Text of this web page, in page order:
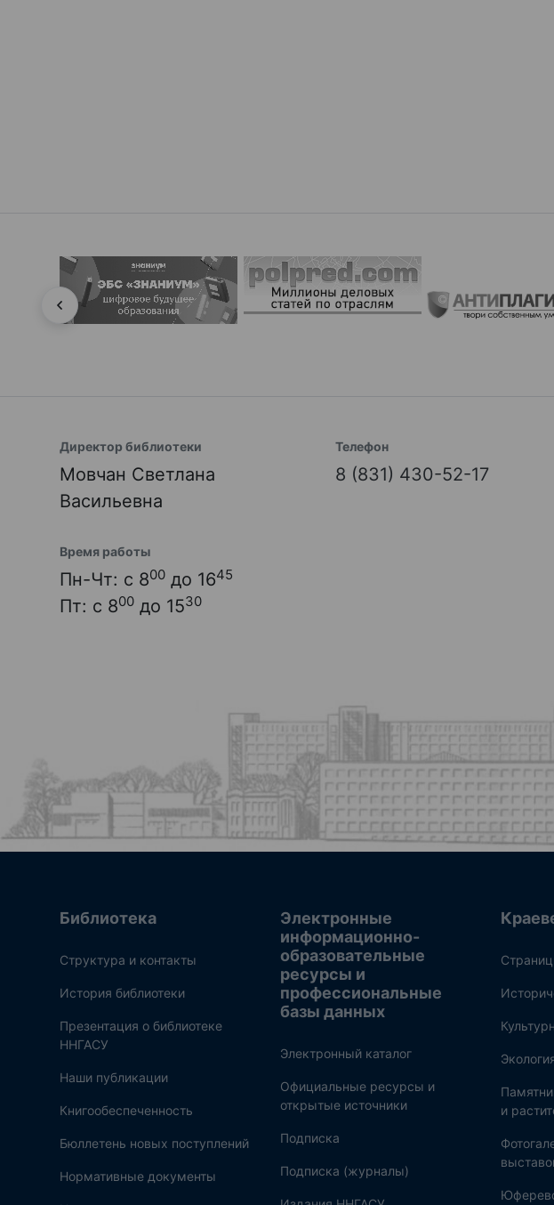
Директор библиотеки
Мовчан Светлана
Васильевна
Телефон
8 (831) 430-52-17
Время работы
Пн-Чт: с 800 до 1645
Пт: с 800 до 1530
Библиотека
Структура и контакты
История библиотеки
Презентация о библиотеке
ННГАСУ
Наши публикации
Книгообеспеченность
Бюллетень новых поступлений
Нормативные документы
Электронные
информационно-
образовательные
ресурсы и
профессиональные
базы данных
Электронный каталог
Официальные ресурсы и
открытые источники
Подписка
Подписка (журналы)
и